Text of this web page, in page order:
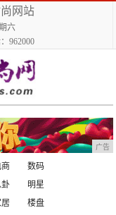
网站
六
962000
广告
数码
明星
居
楼盘